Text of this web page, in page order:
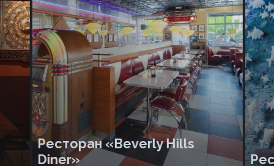
Ресторан «Beverly Hills
Diner»